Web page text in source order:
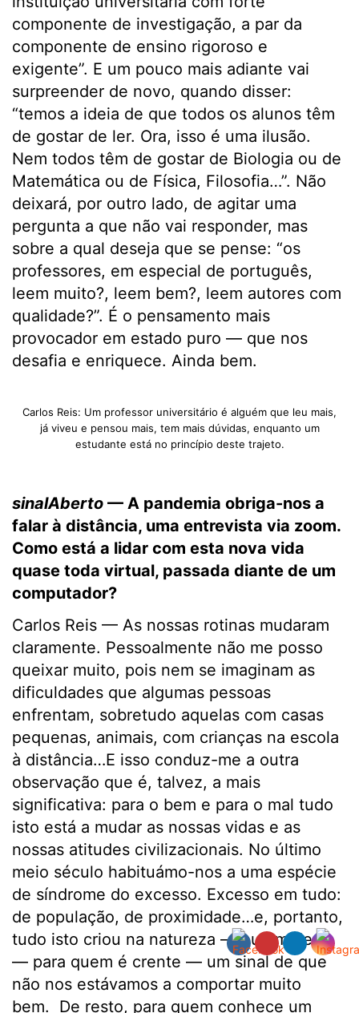
componente de investigação, a par da
componente de ensino rigoroso e
exigente”. E um pouco mais adiante vai
surpreender de novo, quando disser:
“temos a ideia de que todos os alunos têm
de gostar de ler. Ora, isso é uma ilusão.
Nem todos têm de gostar de Biologia ou de
Matemática ou de Física, Filosofia…”. Não
deixará, por outro lado, de agitar uma
pergunta a que não vai responder, mas
sobre a qual deseja que se pense: “os
professores, em especial de português,
leem muito?, leem bem?, leem autores com
qualidade?”. É o pensamento mais
provocador em estado puro — que nos
desafia e enriquece. Ainda bem.
Carlos Reis: Um professor universitário é alguém que leu mais,
já viveu e pensou mais, tem mais dúvidas, enquanto um
estudante está no princípio deste trajeto.
sinalAberto — A pandemia obriga-nos a
falar à distância, uma entrevista via zoom.
Como está a lidar com esta nova vida
quase toda virtual, passada diante de um
computador?
Carlos Reis — As nossas rotinas mudaram
claramente. Pessoalmente não me posso
queixar muito, pois nem se imaginam as
dificuldades que algumas pessoas
enfrentam, sobretudo aquelas com casas
pequenas, animais, com crianças na escola
à distância…E isso conduz-me a outra
observação que é, talvez, a mais
significativa: para o bem e para o mal tudo
isto está a mudar as nossas vidas e as
nossas atitudes civilizacionais. No último
meio século habituámo-nos a uma espécie
de síndrome do excesso. Excesso em tudo:
de população, de proximidade…e, portanto,
tudo isto criou na natureza — ou em deus
— para quem é crente — um sinal de que
não nos estávamos a comportar muito
bem. De resto, para quem conhece um